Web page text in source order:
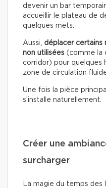
devenir un bar
accueillir le plateau de
quelques mets.
Aussi, déplacer certains
non utilisées (comme la
corridor) pour quelques
zone de circulation
Une fois la pièce
s’installe naturellement.
Créer une
surcharger
La magie du temps